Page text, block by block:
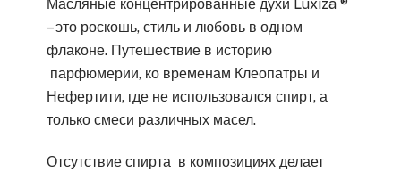
Масляные концентрированные духи Luxiza ®
– это роскошь, стиль и любовь в одном
флаконе. Путешествие в историю
парфюмерии, ко временам Клеопатры и
Нефертити, где не использовался спирт, а
только смеси различных масел.
Отсутствие спирта в композициях делает